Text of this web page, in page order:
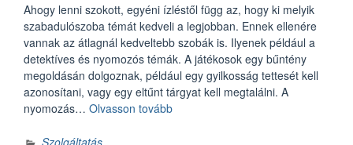
Ahogy lenni szokott, egyéni ízléstől függ az, hogy ki melyik
szabadulószoba témát kedveli a legjobban. Ennek ellenére
vannak az átlagnál kedveltebb szobák is. Ilyenek például a
detektíves és nyomozós témák. A játékosok egy bűntény
megoldásán dolgoznak, például egy gyilkosság tettesét kell
azonosítani, vagy egy eltűnt tárgyat kell megtalálni. A
nyomozás… Olvasson tovább„A
Szolgáltatás